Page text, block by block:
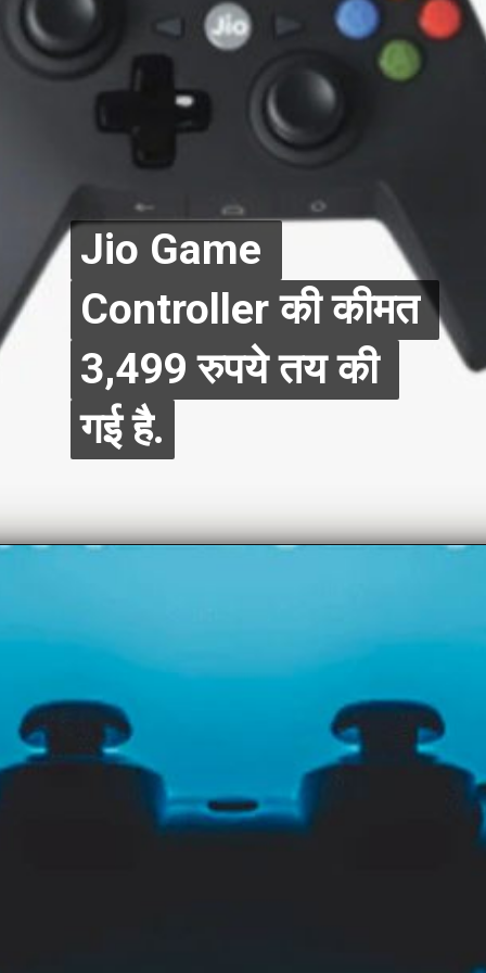
Jio Game
Controller की कीमत
3,499 रुपये तय की
गई है.
Jio Game
Controller की कीमत
3,499 रुपये तय की
गई है.